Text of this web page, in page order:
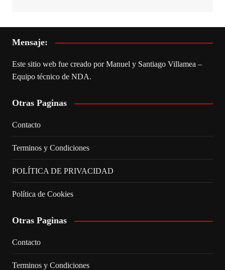
Mensaje:
Este sitio web fue creado por Manuel y Santiago Villamea –
Equipo técnico de NDA.
Otras Paginas
Contacto
Terminos y Condiciones
POLÍTICA DE PRIVACIDAD
Política de Cookies
Otras Paginas
Contacto
Terminos y Condiciones